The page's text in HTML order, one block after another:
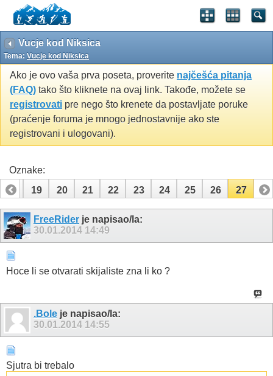
Vucje kod Niksica
Tema: Vucje kod Niksica
Ako je ovo vaša prva poseta, proverite najčešća pitanja
(FAQ) tako što kliknete na ovaj link. Takođe, možete se
registrovati pre nego što krenete da postavljate poruke
(praćenje foruma je mnogo jednostavnije ako ste
registrovani i ulogovani).
Oznake:
18
19 20 21 22 23 24 25 26 27
FreeRider je napisao/la:
30.01.2014 14:49
Hoce li se otvarati skijaliste zna li ko ?
.Bole je napisao/la:
30.01.2014 14:55
Sjutra bi trebalo